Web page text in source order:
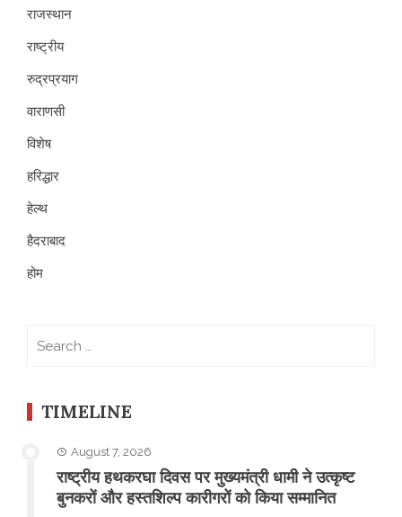
राजस्थान
राष्ट्रीय
रुद्रप्रयाग
वाराणसी
विशेष
हरिद्धार
हेल्थ
हैदराबाद
होम
TIMELINE
August 7, 2026
राष्ट्रीय हथकरघा दिवस पर मुख्यमंत्री धामी ने उत्कृष्ट
बुनकरों और हस्तशिल्प कारीगरों को किया सम्मानित